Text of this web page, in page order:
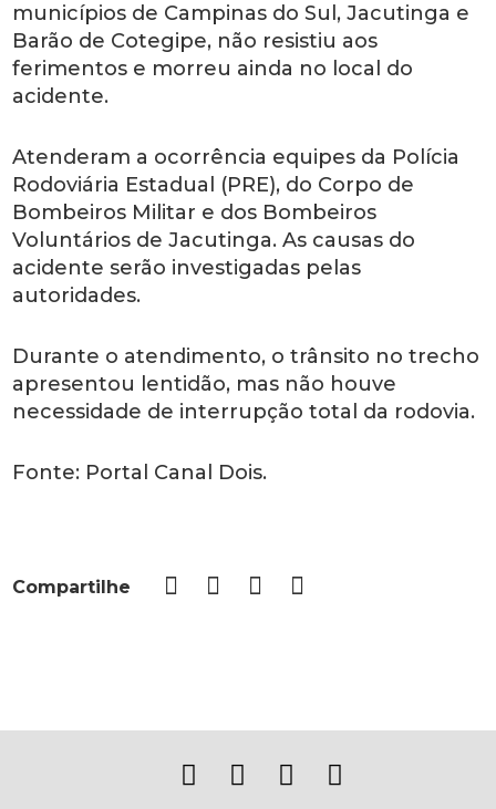
municípios de Campinas do Sul, Jacutinga e
Barão de Cotegipe, não resistiu aos
ferimentos e morreu ainda no local do
acidente.
Atenderam a ocorrência equipes da Polícia
Rodoviária Estadual (PRE), do Corpo de
Bombeiros Militar e dos Bombeiros
Voluntários de Jacutinga. As causas do
acidente serão investigadas pelas
autoridades.
Durante o atendimento, o trânsito no trecho
apresentou lentidão, mas não houve
necessidade de interrupção total da rodovia.
Fonte: Portal Canal Dois.
Compartilhe